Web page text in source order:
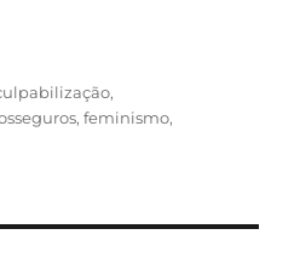
,
,feminismo,